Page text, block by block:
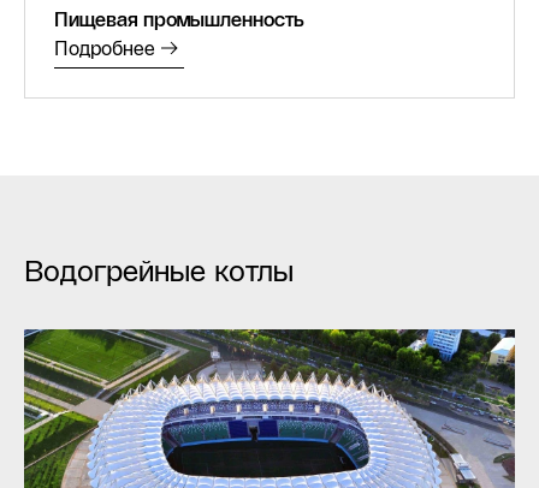
Пищевая промышленность
Подробнее
Водогрейные котлы